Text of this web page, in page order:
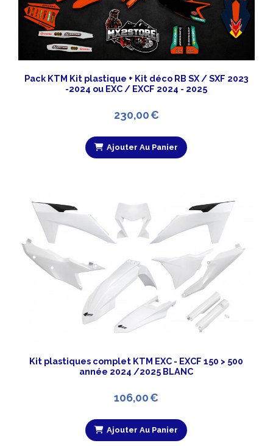
Pack KTM Kit plastique + Kit déco RB SX / SXF 2023
-2024 ou EXC / EXCF 2024 - 2025
230,00€
Ajouter Au Panier
Kit plastiques complet KTM EXC - EXCF 150 > 500
année 2024 /2025 BLANC
106,00€
Ajouter Au Panier